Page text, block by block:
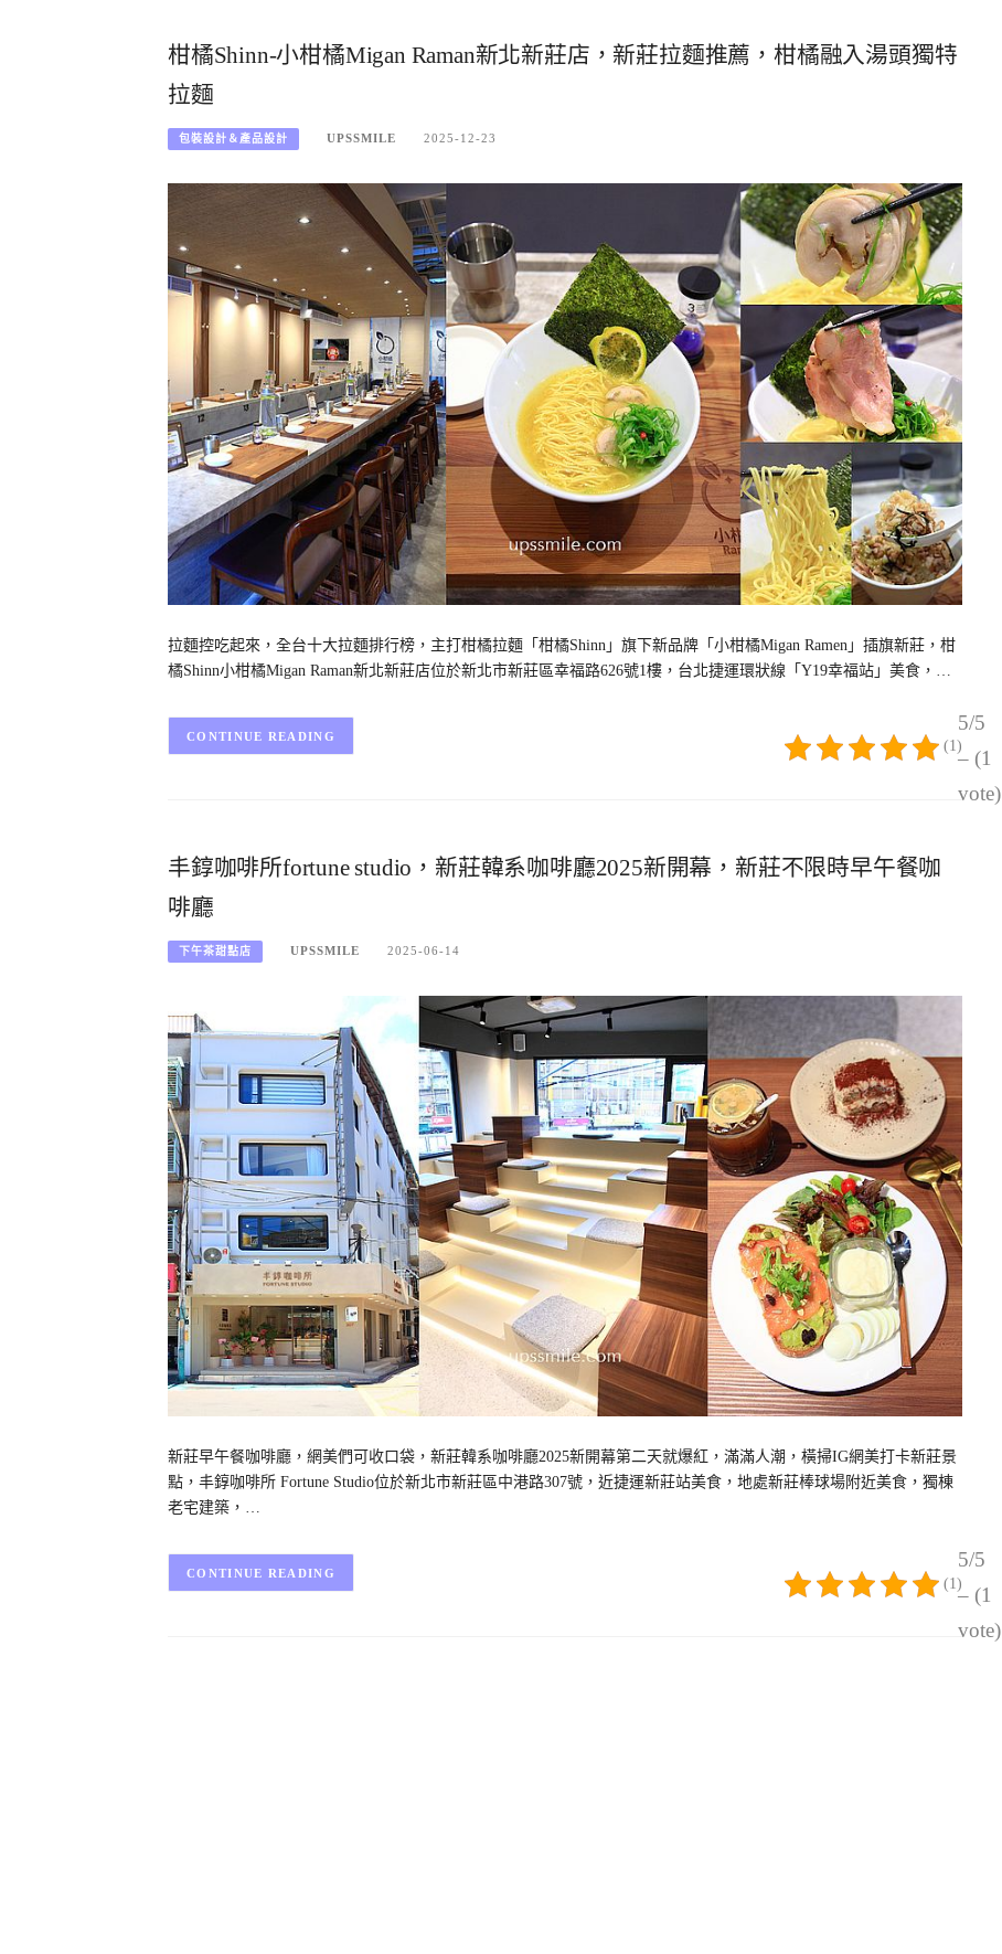
柑橘Shinn-小柑橘Migan Raman新北新莊店，新莊拉麵推薦，柑橘融入湯頭獨特
拉麵
包裝設計＆產品設計 UPSSMILE 2025-12-23
拉麵控吃起來，全台十大拉麵排行榜，主打柑橘拉麵「柑橘Shinn」旗下新品牌「小柑橘Migan Ramen」插旗新莊，柑
橘Shinn小柑橘Migan Raman新北新莊店位於新北市新莊區幸福路626號1樓，台北捷運環狀線「Y19幸福站」美食，…
5/5
– (1
vote)
(1)
CONTINUE READING
丰錞咖啡所fortune studio，新莊韓系咖啡廳2025新開幕，新莊不限時早午餐咖
啡廳
下午茶甜點店 UPSSMILE 2025-06-14
新莊早午餐咖啡廳，網美們可收口袋，新莊韓系咖啡廳2025新開幕第二天就爆紅，滿滿人潮，橫掃IG網美打卡新莊景
點，丰錞咖啡所 Fortune Studio位於新北市新莊區中港路307號，近捷運新莊站美食，地處新莊棒球場附近美食，獨棟
老宅建築，…
5/5
– (1
vote)
(1)
CONTINUE READING